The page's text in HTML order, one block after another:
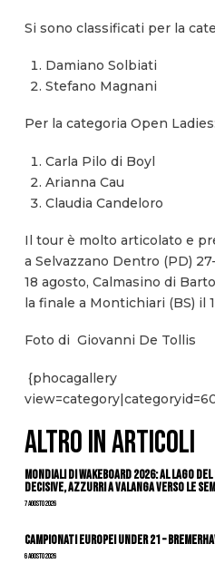
Si sono classificati per la
Damiano Solbiati
Stefano Magnani
Per la categoria Open Ladies:
Carla Pilo di Boyl
Arianna Cau
Claudia Candeloro
Il tour è molto articolato e
a Selvazzano Dentro (PD)
18 agosto, Calmasino di
la finale a Montichiari (BS) il
Foto di Giovanni De Tollis
{phocagallery
ALTRO IN ARTICOLI
Mondiali di Wakeboard 2026: al Lago
decisive, azzurri a valanga verso le
7 Agosto 2026
Campionati Europei Under 21 –
6 Agosto 2026